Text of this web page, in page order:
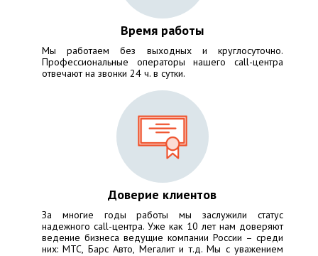
Время работы
Мы работаем без выходных и круглосуточно.
Профессиональные операторы нашего call-центра
отвечают на звонки 24 ч. в сутки.
Доверие клиентов
За многие годы работы мы заслужили статус
надежного call-центра. Уже как 10 лет нам доверяют
ведение бизнеса ведущие компании России – среди
них:МТС, Барс Авто, Мегалити т.д. Мы с уважением